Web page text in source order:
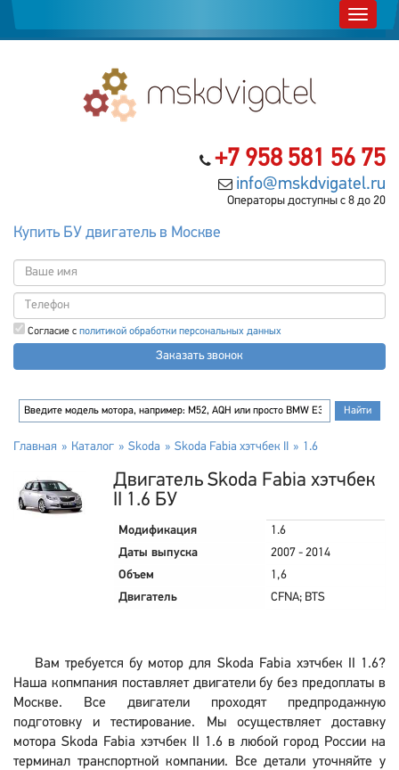
+7 958 581 56 75
info@mskdvigatel.ru
Операторы доступны с 8 до 20
Купить БУ двигатель в Москве
Согласие с политикой обработки персональных данных
Заказать звонок
Главная Каталог Skoda Skoda Fabia хэтчбек II 1.6
Двигатель Skoda Fabia хэтчбек
II 1.6 БУ
Модификация
1.6
Даты выпуска
2007 - 2014
Объем
1,6
Двигатель
CFNA; BTS
Вам требуется бу мотор для Skoda Fabia хэтчбек II 1.6?
Наша копмпания поставляет двигатели бу без предоплаты в
Москве. Все двигатели проходят предпродажную
подготовку и тестирование. Мы осуществляет доставку
мотора Skoda Fabia хэтчбек II 1.6 в любой город России на
терминал транспортной компании. Все детали уточняйте у